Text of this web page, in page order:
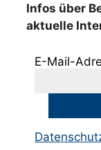
Infos über
aktuelle
E-Mail-